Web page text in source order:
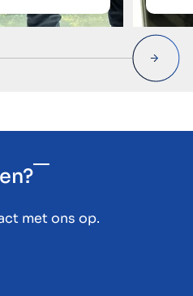
met ons op.